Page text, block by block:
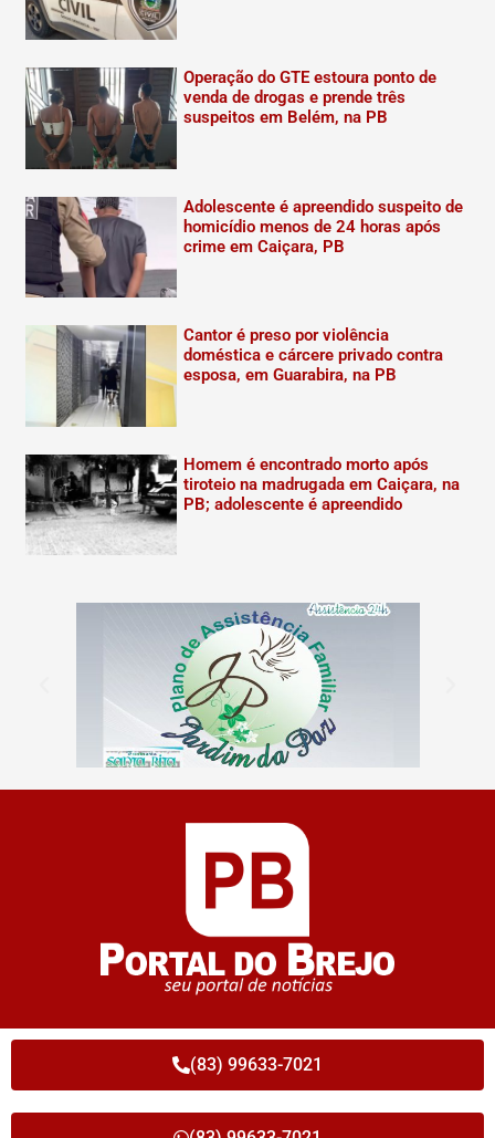
Operação do GTE estoura ponto de
venda de drogas e prende três
suspeitos em Belém, na PB
Adolescente é apreendido suspeito de
homicídio menos de 24 horas após
crime em Caiçara, PB
Cantor é preso por violência
doméstica e cárcere privado contra
esposa, em Guarabira, na PB
Homem é encontrado morto após
tiroteio na madrugada em Caiçara, na
PB; adolescente é apreendido
(83) 99633-7021